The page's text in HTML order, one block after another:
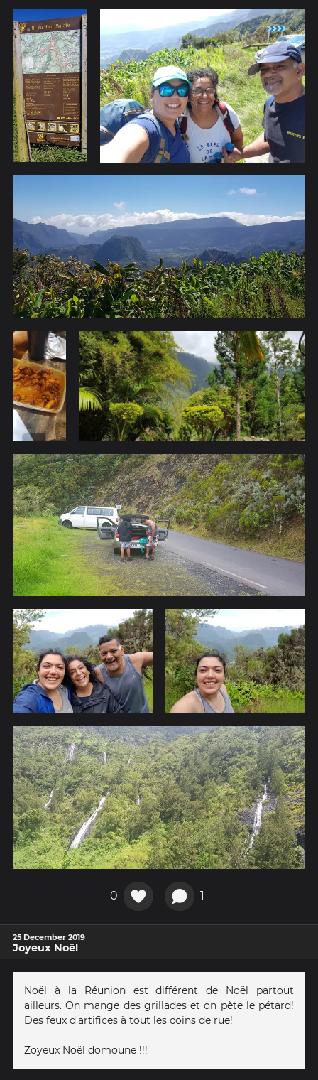
0 1
25 December 2019
Joyeux Noël
Noël à la Réunion est différent de Noël partout
ailleurs. On mange des grillades et on pète le pétard!
Des feux d'artifices à tout les coins de rue!
Zoyeux Noël domoune !!!